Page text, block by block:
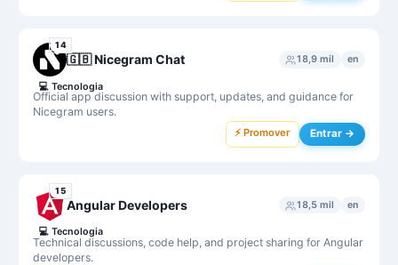
14
🇬🇧 Nicegram Chat 18,9 mil en
Official app discussion with support, updates, and guidance for
Nicegram users.
💻 Tecnologia
⚡ Promover Entrar →
15
Angular Developers 18,5 mil en
Technical discussions, code help, and project sharing for Angular
developers.
💻 Tecnologia